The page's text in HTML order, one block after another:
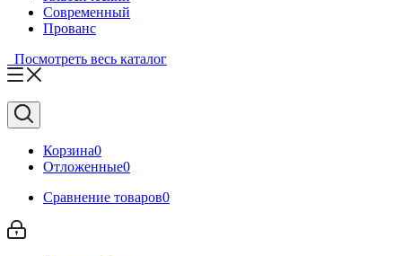
Современный
Прованс
Посмотреть весь каталог
Корзина0
Отложенные0
Сравнение товаров0